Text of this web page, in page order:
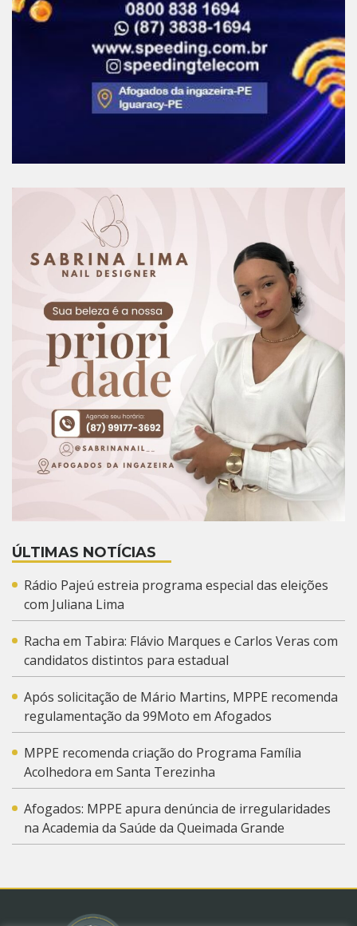
ÚLTIMAS NOTÍCIAS
Rádio Pajeú estreia programa especial das eleições
com Juliana Lima
Racha em Tabira: Flávio Marques e Carlos Veras com
candidatos distintos para estadual
Após solicitação de Mário Martins, MPPE recomenda
regulamentação da 99Moto em Afogados
MPPE recomenda criação do Programa Família
Acolhedora em Santa Terezinha
Afogados: MPPE apura denúncia de irregularidades
na Academia da Saúde da Queimada Grande